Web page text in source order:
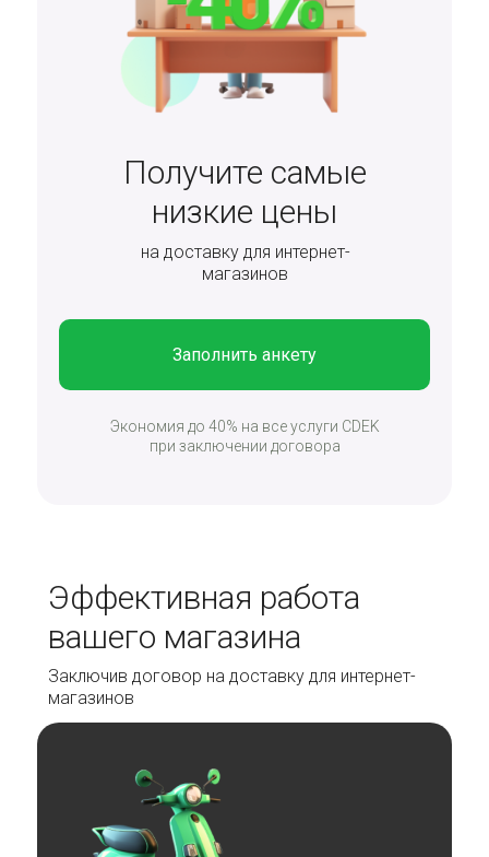
Получите самые
низкие цены
на доставку для интернет-
магазинов
Заполнить анкету
Экономия до 40% на все услуги CDEK
при заключении договора
Эффективная работа
вашего магазина
Заключив договор на доставку для интернет-
магазинов